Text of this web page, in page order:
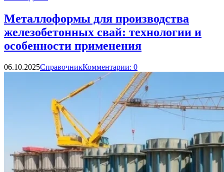
Металлоформы для производства
железобетонных свай: технологии и
особенности применения
06.10.2025СправочникКомментарии: 0